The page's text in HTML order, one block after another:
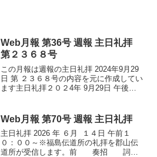
Web月報 第36号 週報 主日礼拝
第２３６８号
この月報は週報の主日礼拝 2024年9月29
日 第 ２３６８号の内容を元に作成してい
ます主日礼拝２０２4年 9月29日 午後
５４６番 主の祈り 使徒信
条 ...
Web月報 第70号 週報 主日礼拝
主日礼拝 2026 年 ６月 １４日 午前１
０：００～※福島伝道所の礼拝を郡山伝
道所が受信します。前 奏招 詞